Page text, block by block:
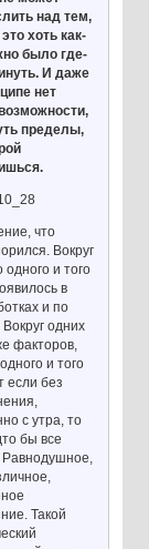
над тем,
хоть как-
было где-
И даже
нет
пределы,
что
Вокруг
одного и того
в
и по
одних
факторов,
и того
если без
с утра, то
бы все
Равнодушное,
Такой